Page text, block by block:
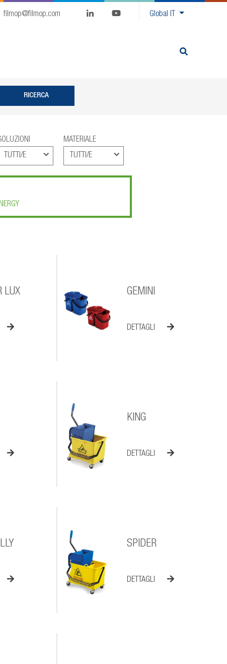
GlobalIT
filmop@filmop.com
MATERIALE
LUX GEMINI
DETTAGLI
KING
DETTAGLI
SPIDER
DETTAGLI